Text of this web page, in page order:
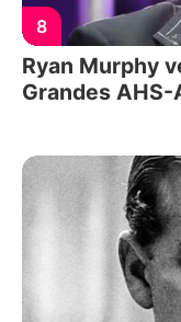
8
Ryan Murphy
Grandes AHS-